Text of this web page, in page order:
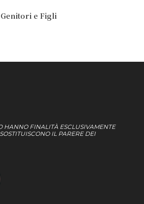
Genitori e Figli
HANNO FINALITÀ ESCLUSIVAMENTE
IL PARERE DEI